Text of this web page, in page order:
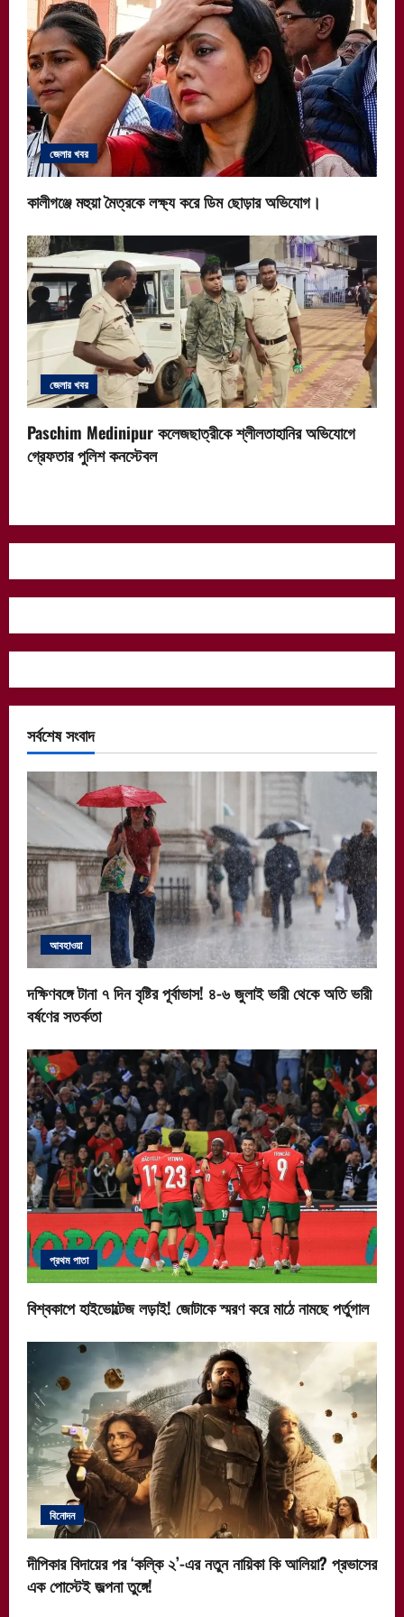
জেলার খবর
কালীগঞ্জে মহুয়া মৈত্রকে লক্ষ্য করে ডিম ছোড়ার অভিযোগ।
জেলার খবর
Paschim Medinipur কলেজছাত্রীকে শ্লীলতাহানির অভিযোগে
গ্রেফতার পুলিশ কনস্টেবল
সর্বশেষ সংবাদ
আবহাওয়া
দক্ষিণবঙ্গে টানা ৭ দিন বৃষ্টির পূর্বাভাস! ৪-৬ জুলাই ভারী থেকে অতি ভারী
বর্ষণের সতর্কতা
প্রথম পাতা
বিশ্বকাপে হাইভোল্টেজ লড়াই! জোটাকে স্মরণ করে মাঠে নামছে পর্তুগাল
বিনোদন
দীপিকার বিদায়ের পর ‘কল্কি ২’-এর নতুন নায়িকা কি আলিয়া? প্রভাসের
এক পোস্টেই জল্পনা তুঙ্গে!